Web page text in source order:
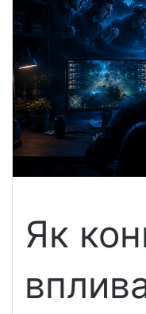
a
n
e
m
a
i
l
Як